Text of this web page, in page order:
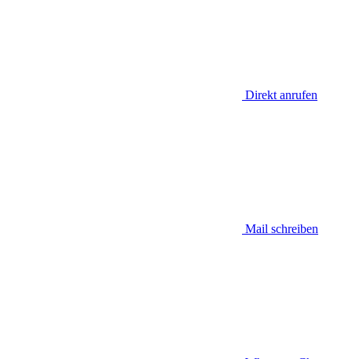
Direkt anrufen
Mail schreiben